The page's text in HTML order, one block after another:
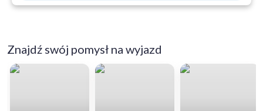
Znajdź swój pomysł na wyjazd